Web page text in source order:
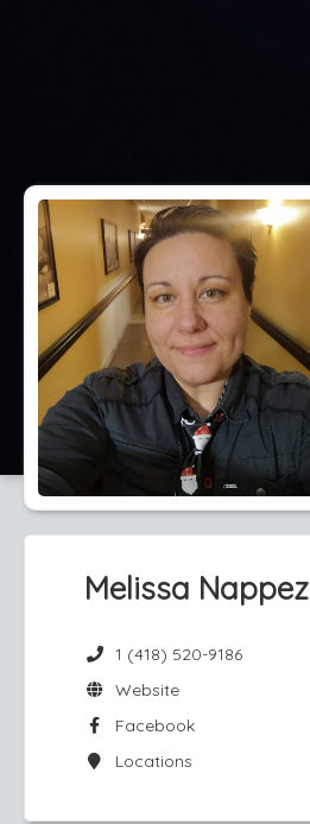
Melissa Nappez
1 (418) 520-9186
Website
Facebook
Locations